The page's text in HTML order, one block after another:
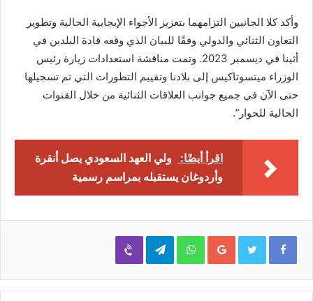
وأكد كلا الجانبين التزامهما بتعزيز الأجواء الإيجابية الحالية وتطوير
التعاون الثنائي والدولي وفقًا للبيان الذي وقعه قادة البلدين في
أثينا في ديسمبر 2023. وتمت مناقشة استعدادات زيارة رئيس
الوزراء ميتسوتاكيس إلى بلادنا وتقييم التطورات التي تم تسجيلها
حتى الآن في جميع جوانب العلاقات الثنائية من خلال القنوات
الحالية للحوار”.
اقرأ أيضًا:
ولي العهد السعودي يصل أنقرة
وأردوغان يستقبله بمراسم رسمية
Google+
WhatsApp
Telegram
Viber